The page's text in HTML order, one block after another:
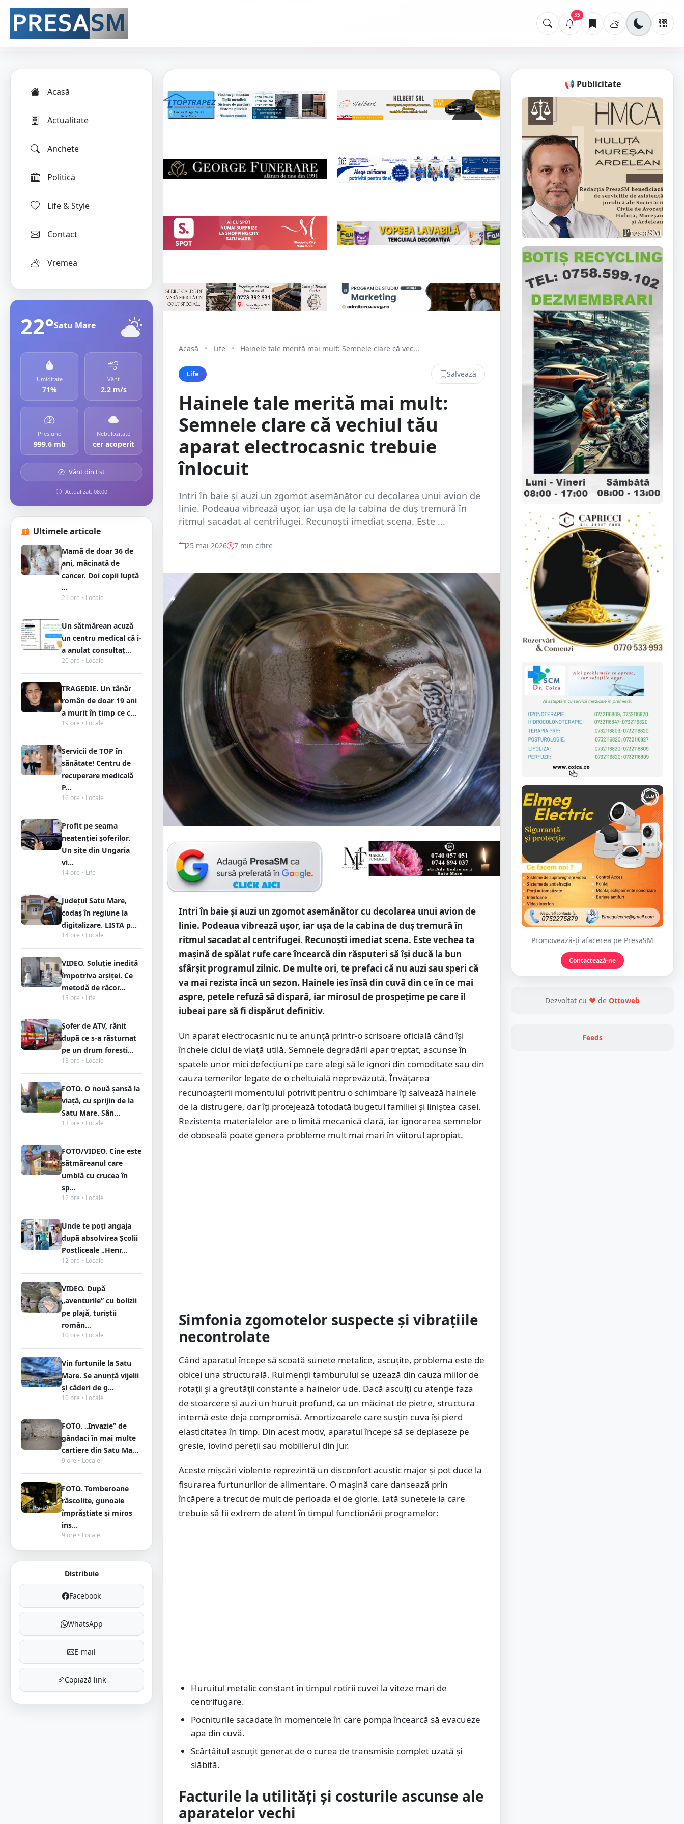
35
Acasă
Actualitate
Anchete
Politică
Life & Style
Contact
Vremea
22°Satu Mare
Umiditate
71%
Vânt
2.2 m/s
Presiune
999.6 mb
Nebulozitate
cer acoperit
Vânt din Est
Actualizat: 08:00
Ultimele articole
Mamă de doar 36 de
ani, măcinată de
cancer. Doi copii luptă
...
21 ore • Locale
Un sătmărean acuză
un centru medical că i-
a anulat consultaț...
20 ore • Locale
TRAGEDIE. Un tânăr
român de doar 19 ani
a murit în timp ce c...
19 ore • Locale
Servicii de TOP în
sănătate! Centru de
recuperare medicală
P...
16 ore • Locale
Profit pe seama
neatenției șoferilor.
Un site din Ungaria
vi...
14 ore • Life
Județul Satu Mare,
codaș în regiune la
digitalizare. LISTA p...
14 ore • Locale
VIDEO. Soluție inedită
împotriva arșiței. Ce
metodă de răcor...
13 ore • Life
Șofer de ATV, rănit
după ce s-a răsturnat
pe un drum foresti...
13 ore • Locale
FOTO. O nouă șansă la
viață, cu sprijin de la
Satu Mare. Sân...
13 ore • Locale
FOTO/VIDEO. Cine este
sătmăreanul care
umblă cu crucea în
sp...
12 ore • Locale
Unde te poți angaja
după absolvirea Școlii
Postliceale „Henr...
12 ore • Locale
VIDEO. După
„aventurile” cu bolizii
pe plajă, turiștii
român...
10 ore • Locale
Vin furtunile la Satu
Mare. Se anunță vijelii
și căderi de g...
10 ore • Locale
FOTO. „Invazie” de
gândaci în mai multe
cartiere din Satu Ma...
9 ore • Locale
FOTO. Tomberoane
răscolite, gunoaie
împrăștiate și miros
ins...
9 ore • Locale
Distribuie
Facebook
WhatsApp
E-mail
Copiază link
Acasă • Life • Hainele tale merită mai mult: Semnele clare că vec...
Life Salvează
Hainele tale merită mai mult:
Semnele clare că vechiul tău
aparat electrocasnic trebuie
înlocuit
Intri în baie și auzi un zgomot asemănător cu decolarea unui avion de
linie. Podeaua vibrează ușor, iar ușa de la cabina de duș tremură în
ritmul sacadat al centrifugei. Recunoști imediat scena. Este ...
25 mai 2026 7 min citire
Intri în baie și auzi un zgomot asemănător cu decolarea unui avion de
linie. Podeaua vibrează ușor, iar ușa de la cabina de duș tremură în
ritmul sacadat al centrifugei. Recunoști imediat scena. Este vechea ta
mașină de spălat rufe care încearcă din răsputeri să își ducă la bun
sfârșit programul zilnic. De multe ori, te prefaci că nu auzi sau speri că
va mai rezista încă un sezon. Hainele ies însă din cuvă din ce în ce mai
aspre, petele refuză să dispară, iar mirosul de prospețime pe care îl
iubeai pare să fi dispărut definitiv.
Un aparat electrocasnic nu te anunță printr-o scrisoare oficială când își
încheie ciclul de viață utilă. Semnele degradării apar treptat, ascunse în
spatele unor mici defecțiuni pe care alegi să le ignori din comoditate sau din
cauza temerilor legate de o cheltuială neprevăzută. Învățarea
recunoașterii momentului potrivit pentru o schimbare îți salvează hainele
de la distrugere, dar îți protejează totodată bugetul familiei și liniștea casei.
Rezistența materialelor are o limită mecanică clară, iar ignorarea semnelor
de oboseală poate genera probleme mult mai mari în viitorul apropiat.
Simfonia zgomotelor suspecte și vibrațiile
necontrolate
Când aparatul începe să scoată sunete metalice, ascuțite, problema este de
obicei una structurală. Rulmenții tamburului se uzează din cauza miilor de
rotații și a greutății constante a hainelor ude. Dacă asculți cu atenție faza
de stoarcere și auzi un huruit profund, ca un măcinat de pietre, structura
internă este deja compromisă. Amortizoarele care susțin cuva își pierd
elasticitatea în timp. Din acest motiv, aparatul începe să se deplaseze pe
gresie, lovind pereții sau mobilierul din jur.
Aceste mișcări violente reprezintă un disconfort acustic major și pot duce la
fisurarea furtunurilor de alimentare. O mașină care dansează prin
încăpere a trecut de mult de perioada ei de glorie. Iată sunetele la care
trebuie să fii extrem de atent în timpul funcționării programelor:
Huruitul metalic constant în timpul rotirii cuvei la viteze mari de
centrifugare.
Pocniturile sacadate în momentele în care pompa încearcă să evacueze
apa din cuvă.
Scârțâitul ascuțit generat de o curea de transmisie complet uzată și
slăbită.
Facturile la utilități și costurile ascunse ale
aparatelor vechi
📢 Publicitate
Promovează-ți afacerea pe PresaSM
Contactează-ne
Dezvoltat cu ❤ de Ottoweb
Feeds